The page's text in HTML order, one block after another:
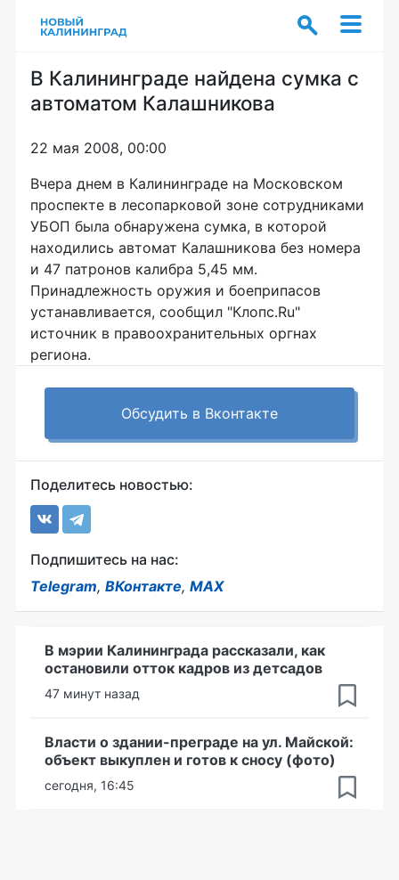
В Калининграде найдена сумка с
автоматом Калашникова
22 мая 2008, 00:00
Вчера днем в Калининграде на Московском
проспекте в лесопарковой зоне сотрудниками
УБОП была обнаружена сумка, в которой
находились автомат Калашникова без номера
и 47 патронов калибра 5,45 мм.
Принадлежность оружия и боеприпасов
устанавливается, сообщил "Клопс.Ru"
источник в правоохранительных оргнах
региона.
Обсудить в Вконтакте
Поделитесь новостью:
Подпишитесь на нас:
Telegram, ВКонтакте, MAX
В мэрии Калининграда рассказали, как
остановили отток кадров из детсадов
47 минут назад
Власти о здании-преграде на ул. Майской:
объект выкуплен и готов к сносу (фото)
сегодня, 16:45